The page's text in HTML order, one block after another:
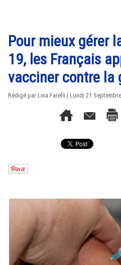
Pour mieux gérer
19, les Français
vacciner contre la
Rédigé par Lina Farelli | Lundi 21